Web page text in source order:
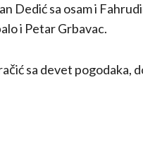
Dedić sa osam i
i Petar Grbavac.
sa devet pogodaka,